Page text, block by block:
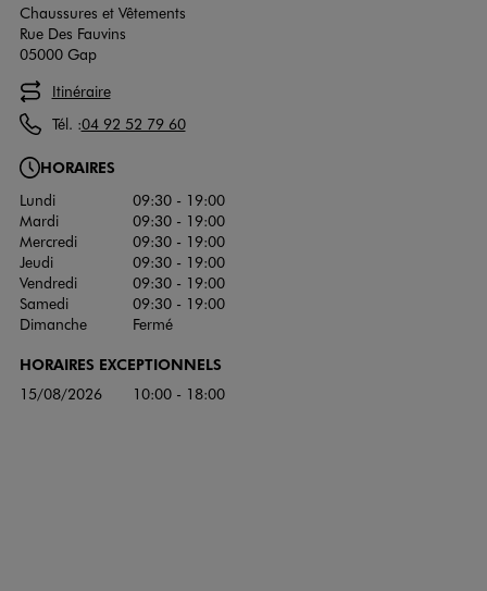
Chaussures et Vêtements
Rue Des Fauvins
05000 Gap
Itinéraire
Tél. :04 92 52 79 60
HORAIRES
Lundi
09:30 - 19:00
Mardi
09:30 - 19:00
Mercredi
09:30 - 19:00
Jeudi
09:30 - 19:00
Vendredi
09:30 - 19:00
Samedi
09:30 - 19:00
Dimanche
Fermé
HORAIRES EXCEPTIONNELS
15/08/2026 10:00 - 18:00